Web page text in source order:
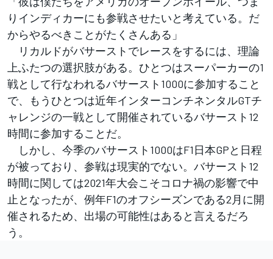
りインディカーにも参戦させたいと考えている。だ
からやるべきことがたくさんある」
リカルドがバサーストでレースをするには、理論
上ふたつの選択肢がある。ひとつはスーパーカーの1
戦として行なわれるバサースト1000に参加すること
で、もうひとつは近年インターコンチネンタルGTチ
ャレンジの一戦として開催されているバサースト12
時間に参加することだ。
しかし、今季のバサースト1000はF1日本GPと日程
が被っており、参戦は現実的でない。バサースト12
時間に関しては2021年大会こそコロナ禍の影響で中
止となったが、例年F1のオフシーズンである2月に開
催されるため、出場の可能性はあると言えるだろ
う。